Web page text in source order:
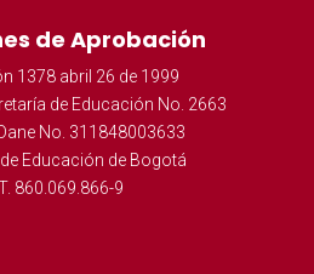
de Aprobación
1378 abril 26 de 1999
de Educación No. 2663
No. 311848003633
Educación de Bogotá
860.069.866-9